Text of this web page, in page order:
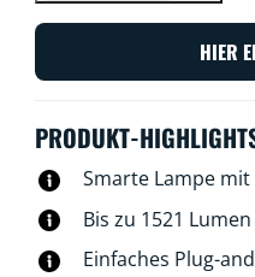
HIER
PRODUKT-
Smarte Lampe
Bis zu 1521 Lumen
Einfaches Plug-